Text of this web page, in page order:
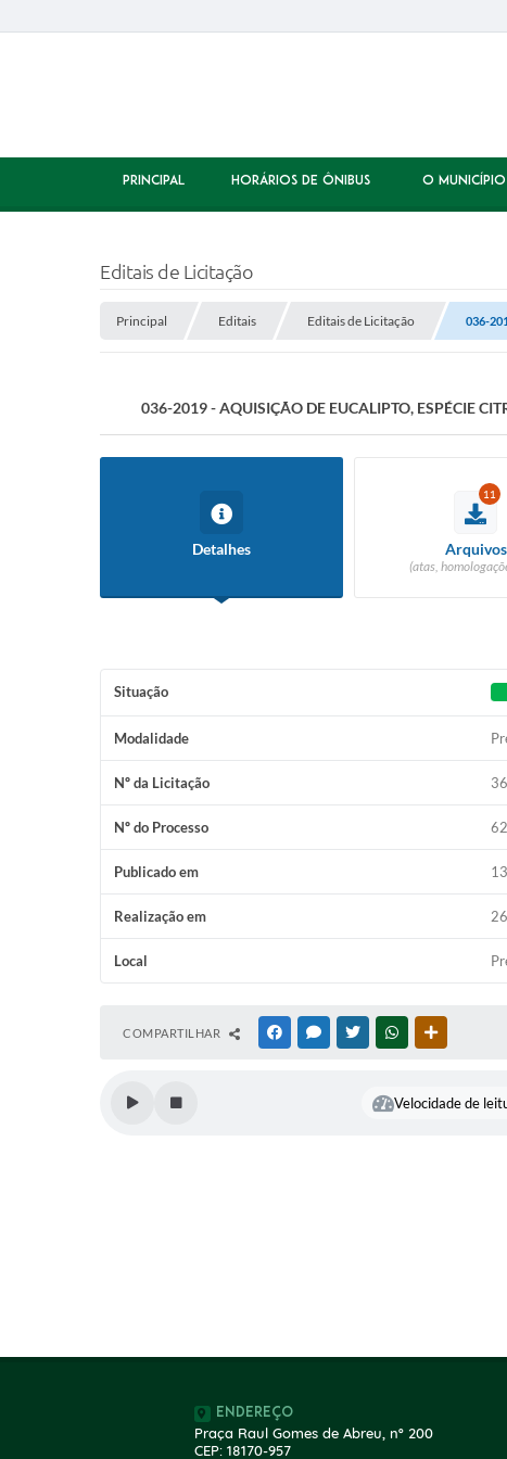
PRINCIPAL HORÁRIOS DE ÔNIBUS O MUNICÍPIO
Editais de Licitação
Principal Editais Editais de Licitação 036-
036-2019 - AQUISIÇÃO DE EUCALIPTO, ESPÉCIE
Detalhes
11
Arquivos
(atas,
Situação
Modalidade
Nº da Licitação
Nº do Processo
Publicado em
Realização em
Local
COMPARTILHAR FACEBOOKMESSENGER
TWITTERWHATSAPP
Velocidade de
Endereço
Praça Raul Gomes de Abreu, nº 200
CEP: 18170-957